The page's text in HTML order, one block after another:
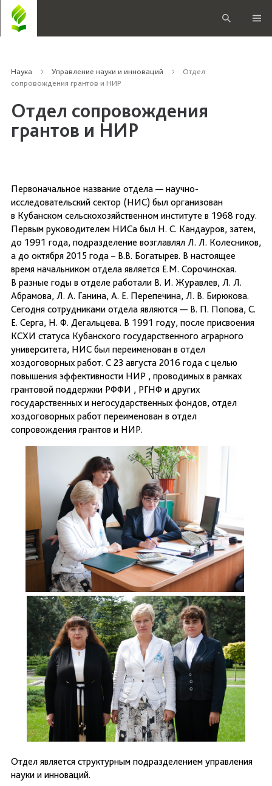
Наука Управление науки и инноваций
Отдел
сопровождения грантов и НИР
Отдел сопровождения
грантов и НИР
Первоначальное название отдела — научно-
исследовательский сектор (НИС) был организован
в Кубанском сельскохозяйственном институте в 1968 году.
Первым руководителем НИСа был Н. С. Кандауров, затем,
до 1991 года, подразделение возглавлял Л. Л. Колесников,
а до октября 2015 года – В.В. Богатырев. В настоящее
время начальником отдела является Е.М. Сорочинская.
В разные годы в отделе работали В. И. Журавлев, Л. Л.
Абрамова, Л. А. Ганина, А. Е. Перепечина, Л. В. Бирюкова.
Сегодня сотрудниками отдела являются — В. П. Попова, С.
Е. Серга, Н. Ф. Дегальцева. В 1991 году, после присвоения
КСХИ статуса Кубанского государственного аграрного
университета, НИС был переименован в отдел
хоздоговорных работ. С 23 августа 2016 года с целью
повышения эффективности НИР , проводимых в рамках
грантовой поддержки РФФИ , РГНФ и других
государственных и негосударственных фондов, отдел
хоздоговорных работ переименован в отдел
сопровождения грантов и НИР.
Отдел является структурным подразделением управления
науки и инноваций.